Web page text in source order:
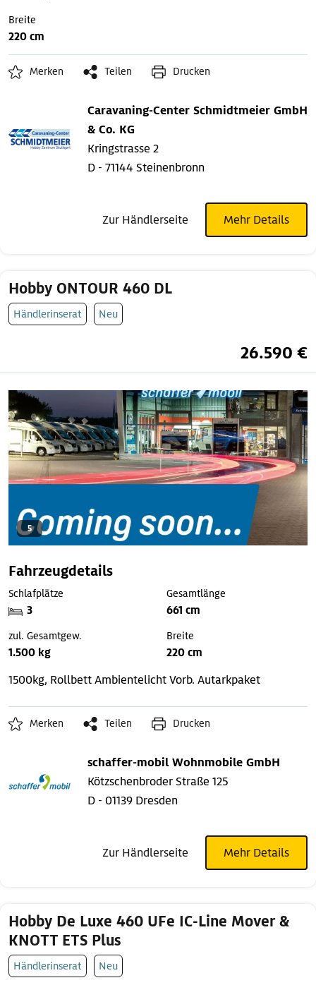
Breite
220 cm
Merken Teilen Drucken
Caravaning-Center Schmidtmeier GmbH
& Co. KG
Kringstrasse 2
D - 71144 Steinenbronn
Zur Händlerseite Mehr Details
Hobby ONTOUR 460 DL
Händlerinserat Neu
26.590 €
5
Fahrzeugdetails
Schlafplätze
3
Gesamtlänge
661 cm
zul. Gesamtgew.
1.500 kg
Breite
220 cm
1500kg, RollbettAmbientelichtVorb. Autarkpaket
Merken Teilen Drucken
schaffer-mobil Wohnmobile GmbH
Kötzschenbroder Straße 125
D - 01139 Dresden
Zur Händlerseite Mehr Details
Hobby De Luxe 460 UFe IC-Line Mover &
KNOTT ETS Plus
Händlerinserat Neu